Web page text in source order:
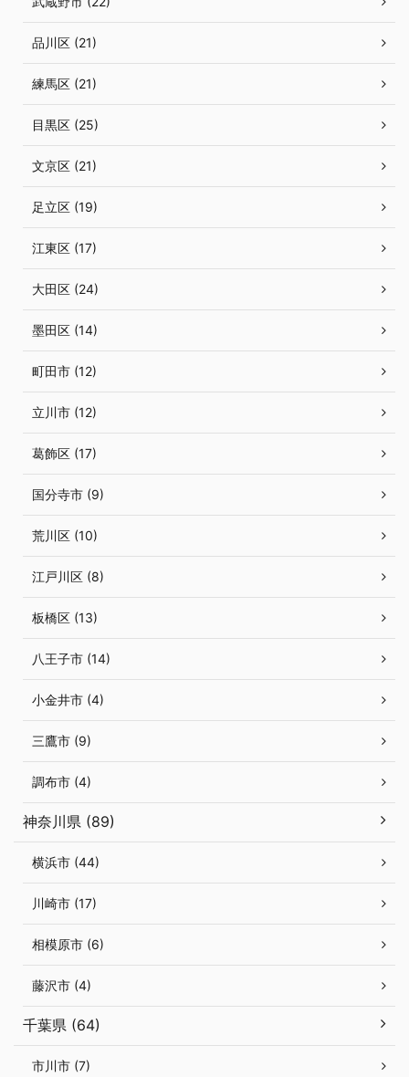
品川区 (21)
練馬区 (21)
目黒区 (25)
文京区 (21)
足立区 (19)
江東区 (17)
大田区 (24)
墨田区 (14)
町田市 (12)
立川市 (12)
葛飾区 (17)
国分寺市 (9)
荒川区 (10)
江戸川区 (8)
板橋区 (13)
八王子市 (14)
小金井市 (4)
三鷹市 (9)
調布市 (4)
神奈川県 (89)
横浜市 (44)
川崎市 (17)
相模原市 (6)
藤沢市 (4)
千葉県 (64)
市川市 (7)